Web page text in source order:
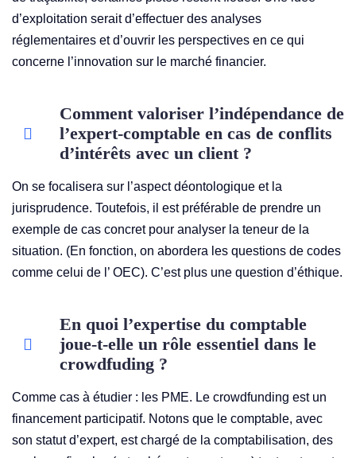
d’exploitation serait d’effectuer des analyses
réglementaires et d’ouvrir les perspectives en ce qui
concerne l’innovation sur le marché financier.
Comment valoriser l’indépendance de
l’expert-comptable en cas de conflits
d’intérêts avec un client ?
On se focalisera sur l’aspect déontologique et la
jurisprudence. Toutefois, il est préférable de prendre un
exemple de cas concret pour analyser la teneur de la
situation. (En fonction, on abordera les questions de codes
comme celui de l’ OEC). C’est plus une question d’éthique.
En quoi l’expertise du comptable
joue-t-elle un rôle essentiel dans le
crowdfuding ?
Comme cas à étudier : les PME. Le crowdfunding est un
financement participatif. Notons que le comptable, avec
son statut d’expert, est chargé de la comptabilisation, des